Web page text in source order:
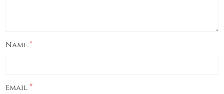
Name*
Email*